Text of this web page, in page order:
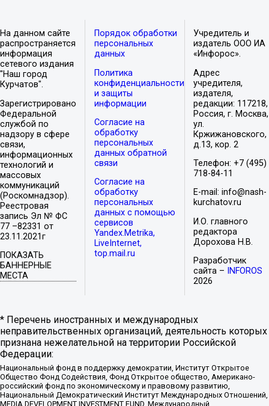
На данном сайте
распространяется
информация
сетевого издания
"Наш город
Курчатов".
Зарегистрировано
Федеральной
службой по
надзору в сфере
связи,
информационных
технологий и
массовых
коммуникаций
(Роскомнадзор).
Реестровая
запись Эл № ФС
77 –82331 от
23.11.2021г
ПОКАЗАТЬ
БАННЕРНЫЕ
МЕСТА
Порядок обработки
персональных
данных
Политика
конфиденциальности
и защиты
информации
Согласие на
обработку
персональных
данных обратной
связи
Согласие на
обработку
персональных
данных с помощью
сервисов
Yandex.Metrika,
LiveInternet,
top.mail.ru
Учредитель и
издатель ООО ИА
«Инфорос».
Адрес
учредителя,
издателя,
редакции: 117218,
Россия, г. Москва,
ул.
Кржижановского,
д.13, кор. 2
Телефон: +7 (495)
718-84-11
E-mail: info@nash-
kurchatov.ru
И.О. главного
редактора
Дорохова Н.В.
Разработчик
сайта –
INFOROS
2026
* Перечень иностранных и международных
неправительственных организаций, деятельность которых
признана нежелательной на территории Российской
Федерации:
Национальный фонд в поддержку демократии, Институт Открытое
Общество Фонд Содействия, Фонд Открытое общество, Американо-
российский фонд по экономическому и правовому развитию,
Национальный Демократический Институт Международных Отношений,
MEDIA DEVELOPMENT INVESTMENT FUND, Международный